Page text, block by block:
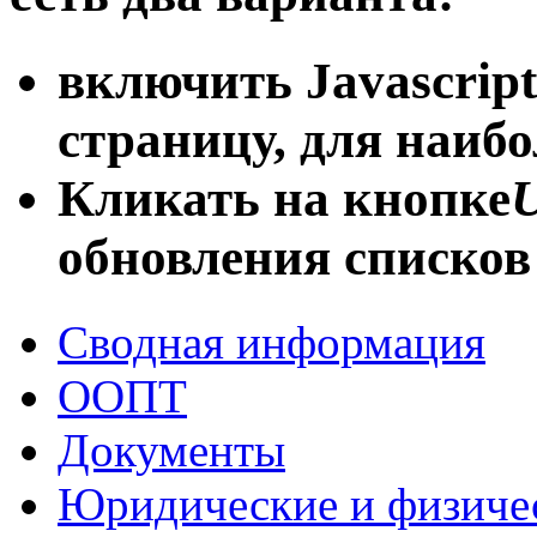
включить Javascript
страницу, для
Кликать на кнопке
обновления
Сводная информация
ООПТ
Документы
Юридические и